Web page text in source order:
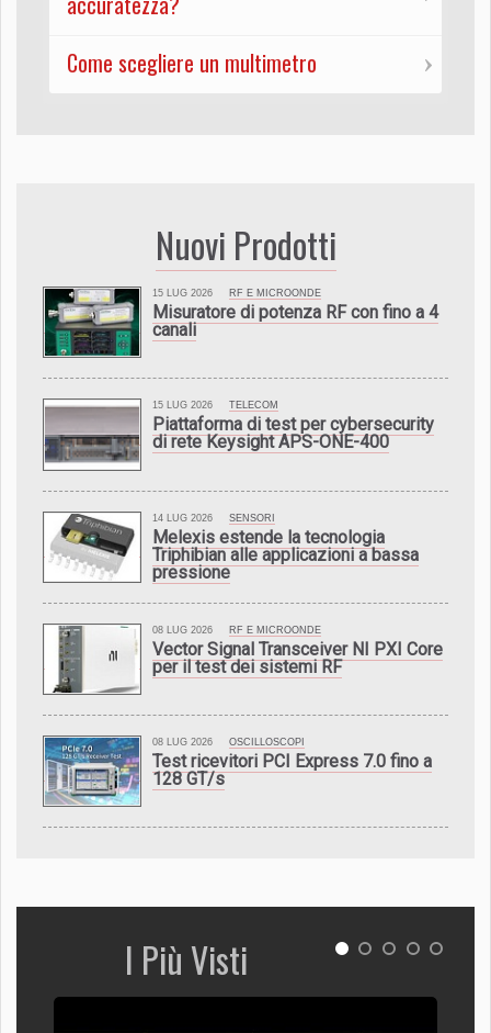
Come scegliere un multimetro
Nuovi Prodotti
15 LUG 2026 RF E MICROONDE
Misuratore di potenza RF con fino a 4
canali
15 LUG 2026 TELECOM
Piattaforma di test per cybersecurity
di rete Keysight APS-ONE-400
14 LUG 2026 SENSORI
Melexis estende la tecnologia
Triphibian alle applicazioni a bassa
pressione
08 LUG 2026 RF E MICROONDE
Vector Signal Transceiver NI PXI Core
per il test dei sistemi RF
08 LUG 2026 OSCILLOSCOPI
Test ricevitori PCI Express 7.0 fino a
128 GT/s
I Più Visti